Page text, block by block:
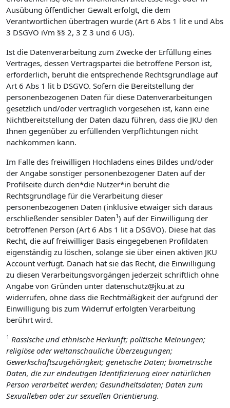
Ausübung öffentlicher Gewalt erfolgt, die dem
Verantwortlichen übertragen wurde (Art 6 Abs 1 lit e und Abs
3 DSGVO iVm §§ 2, 3 Z 3 und 6 UG).
Ist die Datenverarbeitung zum Zwecke der Erfüllung eines
Vertrages, dessen Vertragspartei die betroffene Person ist,
erforderlich, beruht die entsprechende Rechtsgrundlage auf
Art 6 Abs 1 lit b DSGVO. Sofern die Bereitstellung der
personenbezogenen Daten für diese Datenverarbeitungen
gesetzlich und/oder vertraglich vorgesehen ist, kann eine
Nichtbereitstellung der Daten dazu führen, dass die JKU den
Ihnen gegenüber zu erfüllenden Verpflichtungen nicht
nachkommen kann.
Im Falle des freiwilligen Hochladens eines Bildes und/oder
der Angabe sonstiger personenbezogener Daten auf der
Profilseite durch den*die Nutzer*in beruht die
Rechtsgrundlage für die Verarbeitung dieser
personenbezogenen Daten (inklusive etwaiger sich daraus
erschließender sensibler Daten1) auf der Einwilligung der
betroffenen Person (Art 6 Abs 1 lit a DSGVO). Diese hat das
Recht, die auf freiwilliger Basis eingegebenen Profildaten
eigenständig zu löschen, solange sie über einen aktiven JKU
Account verfügt. Danach hat sie das Recht, die Einwilligung
zu diesen Verarbeitungsvorgängen jederzeit schriftlich ohne
Angabe von Gründen unter datenschutz@jku.at zu
widerrufen, ohne dass die Rechtmäßigkeit der aufgrund der
Einwilligung bis zum Widerruf erfolgten Verarbeitung
berührt wird.
1 Rassische und ethnische Herkunft; politische Meinungen;
religiöse oder weltanschauliche Überzeugungen;
Gewerkschaftszugehörigkeit; genetische Daten; biometrische
Daten, die zur eindeutigen Identifizierung einer natürlichen
Person verarbeitet werden; Gesundheitsdaten; Daten zum
Sexualleben oder zur sexuellen Orientierung.